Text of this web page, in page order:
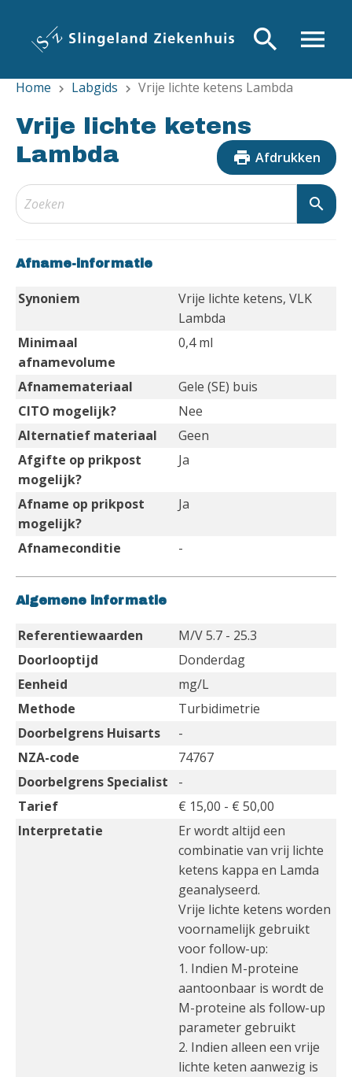
inhoud
menu
search
Home chevron_right Labgids chevron_right Vrije lichte ketens Lambda
Vrije lichte ketens
Lambda
print Afdrukken
search
Afname-informatie
Synoniem
Vrije lichte ketens, VLK
Lambda
Minimaal
afnamevolume
0,4 ml
Afnamemateriaal
Gele (SE) buis
CITO mogelijk?
Nee
Alternatief materiaal
Geen
Afgifte op prikpost
mogelijk?
Ja
Afname op prikpost
mogelijk?
Ja
Afnameconditie -
Algemene informatie
Referentiewaarden
M/V 5.7 - 25.3
Doorlooptijd
Donderdag
Eenheid
mg/L
Methode
Turbidimetrie
Doorbelgrens Huisarts
-
NZA-code
74767
Doorbelgrens Specialist
-
Tarief
€ 15,00 - € 50,00
Interpretatie
Er wordt altijd een
combinatie van vrij lichte
ketens kappa en Lamda
geanalyseerd.
Vrije lichte ketens worden
voornamelijk gebruikt
voor follow-up:
1. Indien M-proteine
aantoonbaar is wordt de
M-proteine als follow-up
parameter gebruikt
2. Indien alleen een vrije
lichte keten aanwezig is